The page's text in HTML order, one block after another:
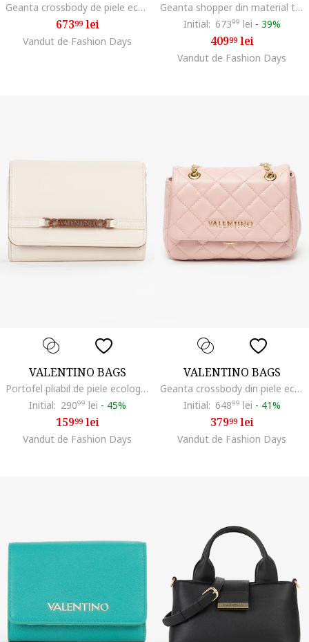
Geanta crossbody de piele ecologica cu barete intersanjabile Zero, Crem
67399lei
Vandut de Fashion Days
Geanta shopper din material textil cu manere cu logo Candle, Caramel/Alb murdar
Initial: 67399 lei - 39%
40999lei
Vandut de Fashion Days
VALENTINO BAGS
Portofel pliabil de piele ecologica, Maro/Crem
Initial: 29099 lei - 45%
15999lei
Vandut de Fashion Days
VALENTINO BAGS
Geanta crossbody din piele ecologica cu aspect matlasat Ocarina, Roz pastel
Initial: 64899 lei - 41%
37999lei
Vandut de Fashion Days